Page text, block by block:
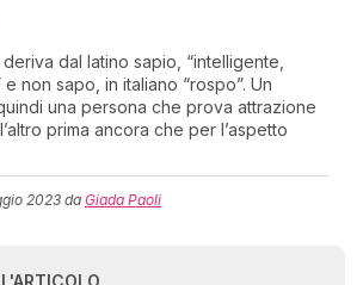
deriva dal latino sapio, “intelligente,
non sapo, in italiano “rospo”. Un
una persona che prova attrazione
prima ancora che per l’aspetto
2023 da Giada Paoli